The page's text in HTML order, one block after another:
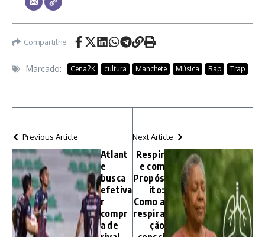
Compartilhe
Marcado: Cena2K cultura Manchete Música Rap Trap
Previous Article
Atlant
e
busca
efetiva
r
compr
a de
Next Article
Respir
e com
Propós
ito:
Como a
respira
ção